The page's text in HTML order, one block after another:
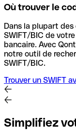
Où trouver le
Dans la plupart
SWIFT/BIC de
bancaire. Avec
notre outil de
SWIFT/BIC.
Trouver un SWIFT
Simplifiez